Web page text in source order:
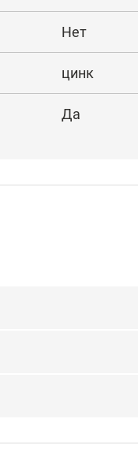
Нет
цинк
Да